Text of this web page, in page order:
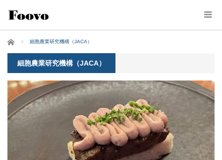
ホーム 細胞農業研究機構（JACA）
細胞農業研究機構（JACA）